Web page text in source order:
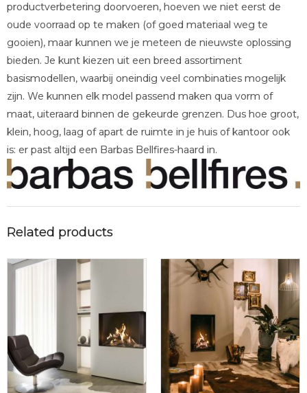
productverbetering doorvoeren, hoeven we niet eerst de
oude voorraad op te maken (of goed materiaal weg te
gooien), maar kunnen we je meteen de nieuwste oplossing
bieden. Je kunt kiezen uit een breed assortiment
basismodellen, waarbij oneindig veel combinaties mogelijk
zijn. We kunnen elk model passend maken qua vorm of
maat, uiteraard binnen de gekeurde grenzen. Dus hoe groot,
klein, hoog, laag of apart de ruimte in je huis of kantoor ook
is: er past altijd een Barbas Bellfires-haard in.
Related products